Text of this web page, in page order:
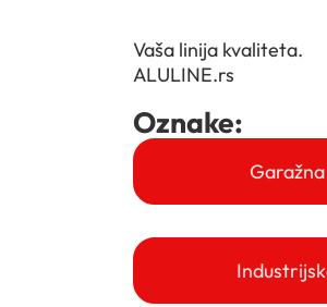
Vaša linija kvaliteta.
ALULINE.rs
Oznake: